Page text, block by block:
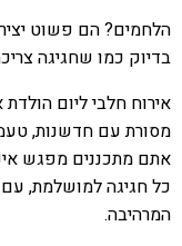
הלחמים? הם פשוט
בדיוק כמו שחגיגה
אירוח חלבי ליום
מסורת עם חדשנות,
אתם מתכננים מפגש
כל חגיגה למושלמת,
המרהיבה.